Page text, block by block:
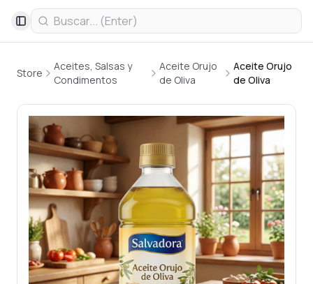
Toggle Sidebar
Store
Aceites, Salsas y
Condimentos
Aceite Orujo
de Oliva
Aceite Orujo
de Oliva